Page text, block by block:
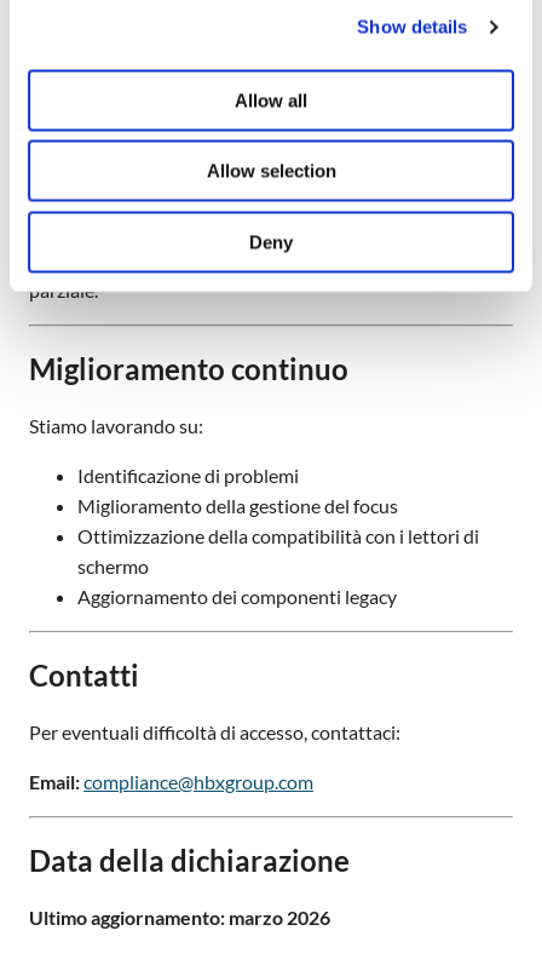
Show details
Allow all
Allow selection
Deny
Supporto di base tramite EqualWeb
Comportamento variabile a seconda del browser e
I componenti dinamici potrebbero non annunciare
tutte le informazioni
Valutazioni automatiche
I test automatici (come WAVE) indicano una conformità
parziale.
Miglioramento continuo
Stiamo lavorando su:
Identificazione di problemi
Miglioramento della gestione del focus
Ottimizzazione della compatibilità con i lettori di
schermo
Aggiornamento dei componenti legacy
Contatti
Per eventuali difficoltà di accesso, contattaci:
Email:compliance@hbxgroup.com
Data della dichiarazione
Ultimo aggiornamento: marzo 2026